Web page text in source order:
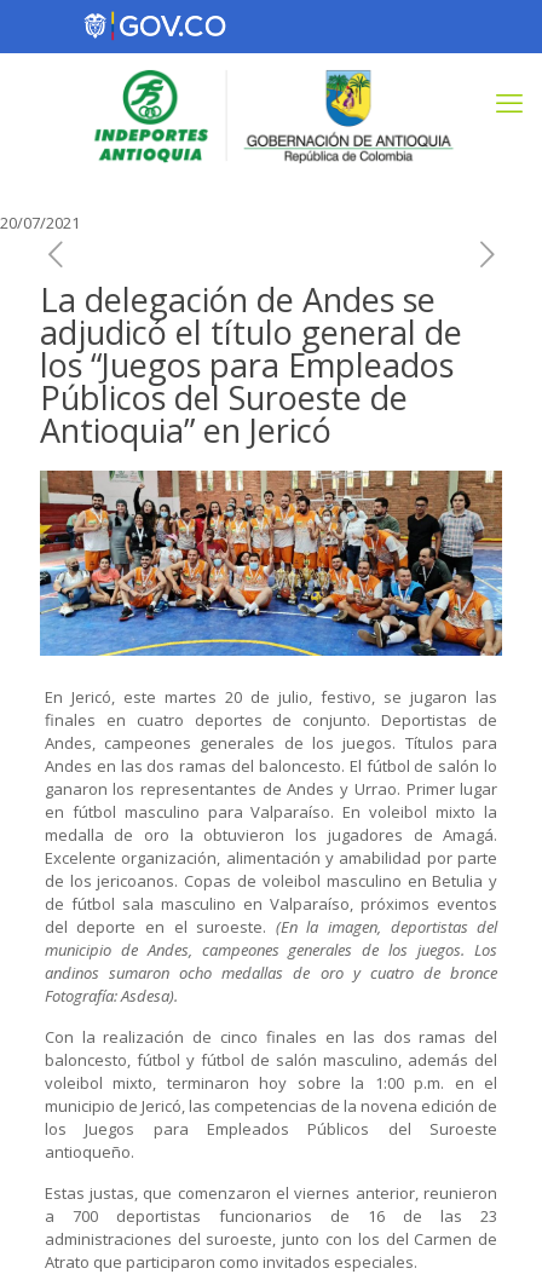
20/07/2021
La delegación de Andes se
adjudicó el título general de
los “Juegos para Empleados
Públicos del Suroeste de
Antioquia” en Jericó
En Jericó, este martes 20 de julio, festivo, se jugaron las
finales en cuatro deportes de conjunto. Deportistas de
Andes, campeones generales de los juegos. Títulos para
Andes en las dos ramas del baloncesto. El fútbol de salón lo
ganaron los representantes de Andes y Urrao. Primer lugar
en fútbol masculino para Valparaíso. En voleibol mixto la
medalla de oro la obtuvieron los jugadores de Amagá.
Excelente organización, alimentación y amabilidad por parte
de los jericoanos. Copas de voleibol masculino en Betulia y
de fútbol sala masculino en Valparaíso, próximos eventos
del deporte en el suroeste. (En la imagen, deportistas del
municipio de Andes, campeones generales de los juegos. Los
andinos sumaron ocho medallas de oro y cuatro de bronce
Fotografía: Asdesa).
Con la realización de cinco finales en las dos ramas del
baloncesto, fútbol y fútbol de salón masculino, además del
voleibol mixto, terminaron hoy sobre la 1:00 p.m. en el
municipio de Jericó, las competencias de la novena edición de
los Juegos para Empleados Públicos del Suroeste
antioqueño.
Estas justas, que comenzaron el viernes anterior, reunieron
a 700 deportistas funcionarios de 16 de las 23
administraciones del suroeste, junto con los del Carmen de
Atrato que participaron como invitados especiales.